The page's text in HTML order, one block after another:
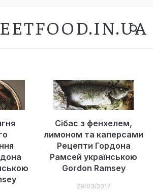
Сібас з фенхелем,
лимоном та каперсами
Рецепти Гордона
Рамсей українською
Gordon Ramsey
29/03/2017